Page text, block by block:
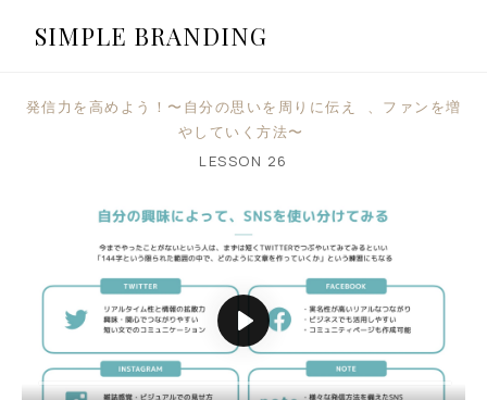
SIMPLE BRANDING
発信力を高めよう！〜自分の思いを周りに伝え 、ファンを増
やしていく方法〜
LESSON 26